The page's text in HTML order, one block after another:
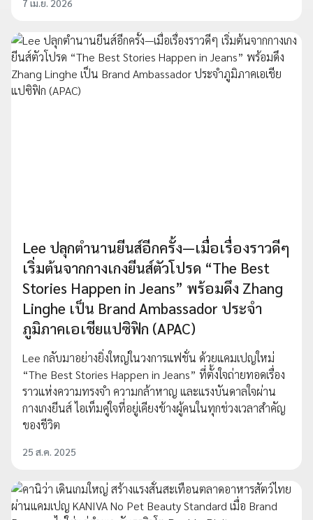
7 เม.ย. 2026
Lee ปลุกตำนานยีนส์อีกครั้ง—เมื่อเรื่องราวดีๆ
เริ่มต้นจากกางเกงยีนส์ตัวโปรด “The Best
Stories Happen in Jeans” พร้อมดึง Zhang
Linghe เป็น Brand Ambassador ประจำ
ภูมิภาคเอเชียแปซิฟิก (APAC)
Lee กลับมาอย่างยิ่งใหญ่ในวงการแฟชั่น ด้วยแคมเปญใหม่
“The Best Stories Happen in Jeans” ที่ตั้งใจถ่ายทอดเรื่อง
ราวแห่งความทรงจำ ความกล้าหาญ และแรงบันดาลใจผ่าน
กางเกงยีนส์ ไอเท็มคู่ใจที่อยู่เคียงข้างผู้คนในทุกช่วงเวลาสำคัญ
ของชีวิต
25 ส.ค. 2025